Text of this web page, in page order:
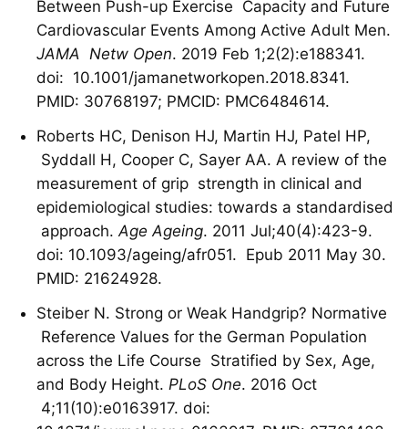
Between Push-up Exercise Capacity and Future
Cardiovascular Events Among Active Adult Men.
JAMA Netw Open. 2019 Feb 1;2(2):e188341.
doi: 10.1001/jamanetworkopen.2018.8341.
PMID: 30768197; PMCID: PMC6484614.
Roberts HC, Denison HJ, Martin HJ, Patel HP,
Syddall H, Cooper C, Sayer AA. A review of the
measurement of grip strength in clinical and
epidemiological studies: towards a standardised
approach.Age Ageing. 2011 Jul;40(4):423-9.
doi: 10.1093/ageing/afr051. Epub 2011 May 30.
PMID: 21624928.
Steiber N. Strong or Weak Handgrip? Normative
Reference Values for the German Population
across the Life Course Stratified by Sex, Age,
and Body Height. PLoS One. 2016 Oct
4;11(10):e0163917. doi: